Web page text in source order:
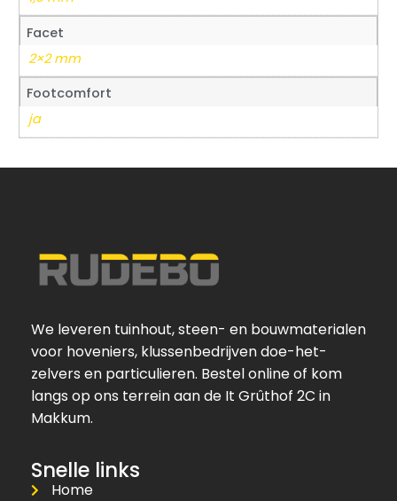
Facet
2×2 mm
Footcomfort
ja
We leveren tuinhout, steen- en bouwmaterialen
voor hoveniers, klussenbedrijven doe-het-
zelvers en particulieren. Bestel online of kom
langs op ons terrein aan de It Grûthof 2C in
Makkum.
Snelle links
Home